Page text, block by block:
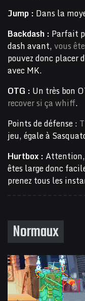
Jump : Dans la
Backdash : Parfait
dash avant,vous
pouvez donc placer
avec MK.
OTG : Un très bon
recover si ça whiff.
Points de défense :
jeu, égale à
Hurtbox :Attention,
êtes large donc
prenez tous les
Normaux